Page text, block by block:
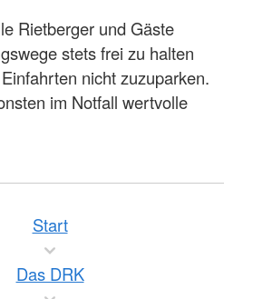
Rietberger und Gäste
stets frei zu halten
nicht zuzuparken.
im Notfall wertvolle
Start
Das DRK